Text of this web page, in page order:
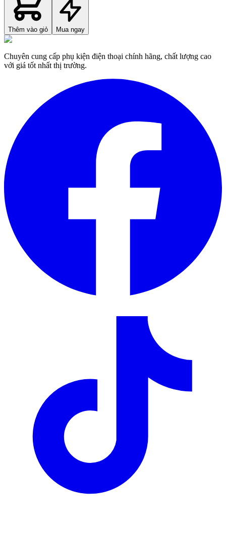
Thêm vào giỏ Mua ngay
Chuyên cung cấp phụ kiện điện thoại chính hãng, chất lượng cao
với giá tốt nhất thị trường.